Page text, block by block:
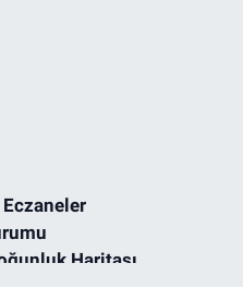
Haritası